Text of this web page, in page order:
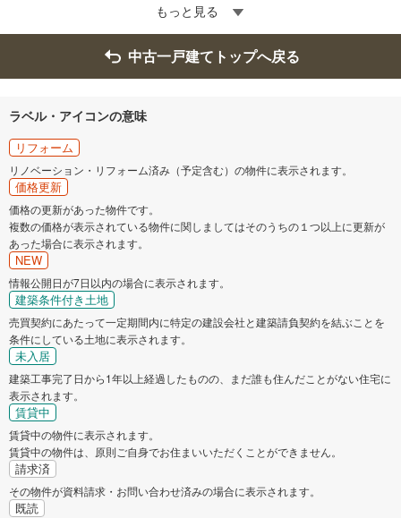
もっと見る
中古一戸建てトップへ戻る
ラベル・アイコンの意味
リフォーム
リノベーション・リフォーム済み（予定含む）の物件に表示されます。
価格更新
価格の更新があった物件です。
複数の価格が表示されている物件に関しましてはそのうちの１つ以上に更新が
あった場合に表示されます。
NEW
情報公開日が7日以内の場合に表示されます。
建築条件付き土地
売買契約にあたって一定期間内に特定の建設会社と建築請負契約を結ぶことを
条件にしている土地に表示されます。
未入居
建築工事完了日から1年以上経過したものの、まだ誰も住んだことがない住宅に
表示されます。
賃貸中
賃貸中の物件に表示されます。
賃貸中の物件は、原則ご自身でお住まいいただくことができません。
請求済
その物件が資料請求・お問い合わせ済みの場合に表示されます。
既読